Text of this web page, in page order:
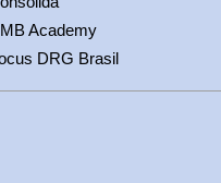
Academy
DRG Brasil